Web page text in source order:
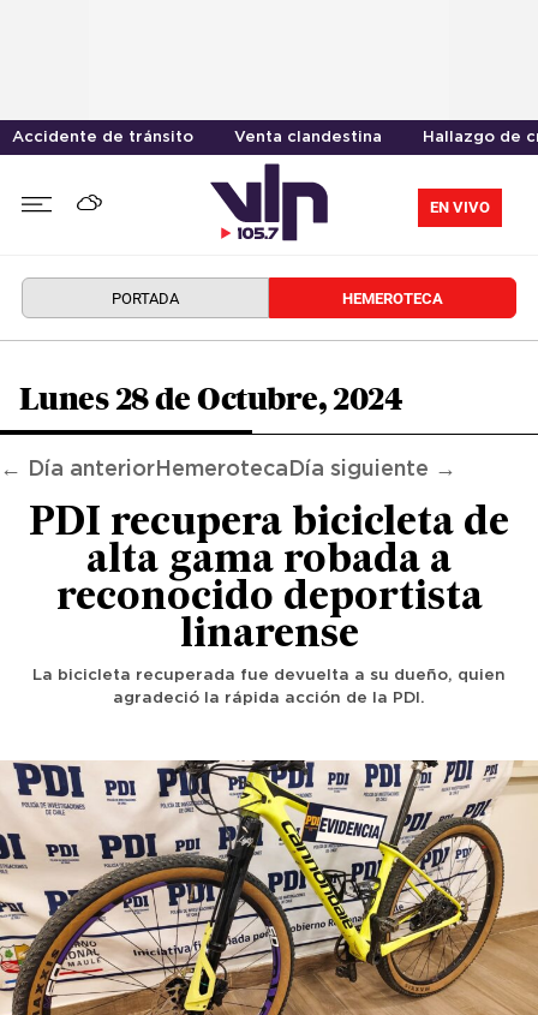
Accidente de tránsito Venta clandestina Hallazgo de
EN VIVO
PORTADA HEMEROTECA
Lunes 28 de Octubre, 2024
← Día anterior Hemeroteca Día siguiente →
PDI recupera bicicleta de
alta gama robada a
reconocido deportista
linarense
La bicicleta recuperada fue devuelta a su dueño, quien
agradeció la rápida acción de la PDI.